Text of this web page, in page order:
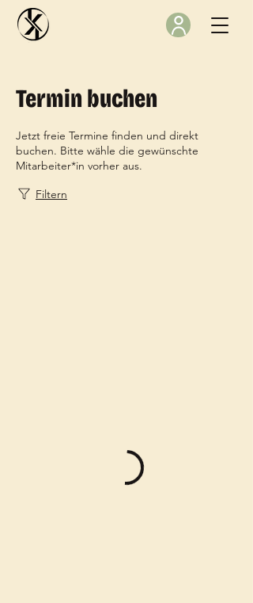
Termin buchen
Jetzt freie Termine finden und direkt
buchen. Bitte wähle die gewünschte
Mitarbeiter*in vorher aus.
Filtern